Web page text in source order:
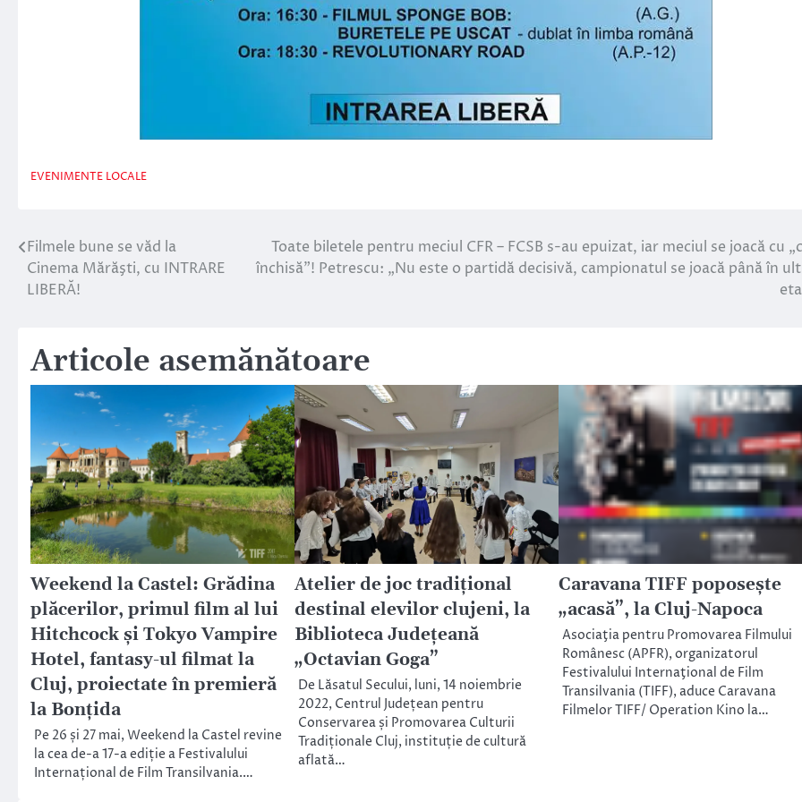
EVENIMENTE LOCALE
Navigare
în
Filmele bune se văd la
Cinema Mărăşti, cu INTRARE
LIBERĂ!
Toate biletele pentru meciul CFR – FCSB s-au epuizat, iar meciul se joacă cu
închisă”! Petrescu: „Nu este o partidă decisivă, campionatul se joacă până în
Articole asemănătoare
Weekend la Castel: Grădina
plăcerilor, primul film al lui
Hitchcock și Tokyo Vampire
Hotel, fantasy-ul filmat la
Cluj, proiectate în premieră
la Bonțida
Pe 26 și 27 mai, Weekend la Castel revine
la cea de-a 17-a ediție a Festivalului
Internațional de Film Transilvania.…
Atelier de joc tradițional
destinal elevilor clujeni, la
Biblioteca Județeană
„Octavian Goga”
De Lăsatul Secului, luni, 14 noiembrie
2022, Centrul Județean pentru
Conservarea și Promovarea Culturii
Tradiționale Cluj, instituție de cultură
aflată…
Caravana TIFF poposeşte
„acasă”, la Cluj-Napoca
Asociaţia pentru Promovarea Filmului
Românesc (APFR), organizatorul
Festivalului Internaţional de Film
Transilvania (TIFF), aduce Caravana
Filmelor TIFF/ Operation Kino la…